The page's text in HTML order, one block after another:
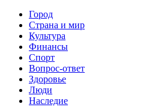
Город
Страна и мир
Культура
Финансы
Спорт
Вопрос-ответ
Здоровье
Люди
Наследие